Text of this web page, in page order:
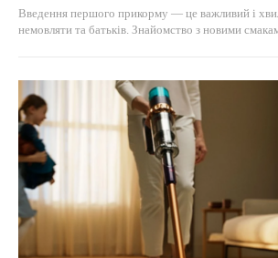
Введення першого прикорму — це важливий і
немовляти та батьків. Знайомство з новими